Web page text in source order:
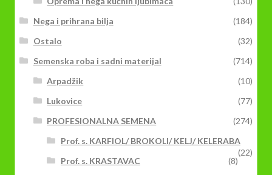
Nega i prihrana bilja
(184)
Ostalo
(32)
Semenska roba i sadni materijal
(714)
Arpadžik
(10)
Lukovice
(77)
PROFESIONALNA SEMENA
(274)
Prof. s. KARFIOL/ BROKOLI/ KELJ/ KELERABA
(22)
Prof. s. KRASTAVAC
(8)